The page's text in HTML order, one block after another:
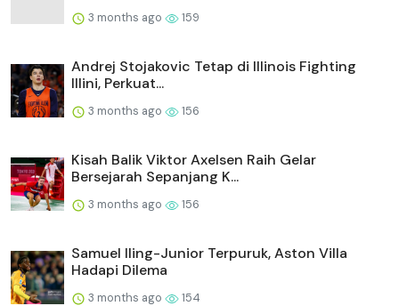
3 months ago 159
Andrej Stojakovic Tetap di Illinois Fighting
Illini, Perkuat...
3 months ago 156
Kisah Balik Viktor Axelsen Raih Gelar
Bersejarah Sepanjang K...
3 months ago 156
Samuel Iling-Junior Terpuruk, Aston Villa
Hadapi Dilema
3 months ago 154